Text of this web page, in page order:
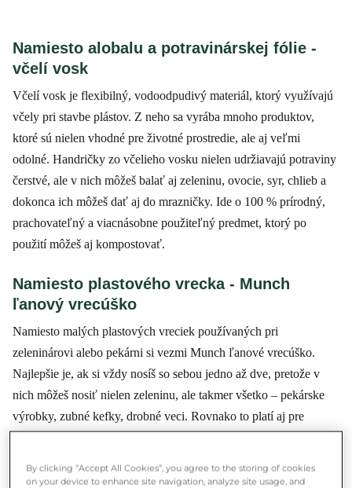
Namiesto alobalu a potravinárskej fólie -
včelí vosk
Včelí vosk je flexibilný, vodoodpudivý materiál, ktorý využívajú
včely pri stavbe plástov. Z neho sa vyrába mnoho produktov,
ktoré sú nielen vhodné pre životné prostredie, ale aj veľmi
odolné. Handričky zo včelieho vosku nielen udržiavajú potraviny
čerstvé, ale v nich môžeš balať aj zeleninu, ovocie, syr, chlieb a
dokonca ich môžeš dať aj do mrazničky. Ide o 100 % prírodný,
prachovateľný a viacnásobne použiteľný predmet, ktorý po
použití môžeš aj kompostovať.
Namiesto plastového vrecka - Munch
ľanový vrecúško
Namiesto malých plastových vreciek používaných pri
zeleninárovi alebo pekárni si vezmi Munch ľanové vrecúško.
Najlepšie je, ak si vždy nosíš so sebou jedno až dve, pretože v
nich môžeš nosiť nielen zeleninu, ale takmer všetko – pekárske
výrobky, zubné kefky, drobné veci. Rovnako to platí aj pre
Namiesto plastového flakóna šampónu -
By clicking “Accept All Cookies”, you agree to the storing of cookies
on your device to enhance site navigation, analyze site usage, and